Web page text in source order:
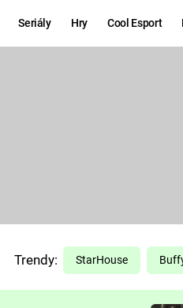
Seriály Hry Cool Esport
PREDÁTOR
Trendy: StarHouse